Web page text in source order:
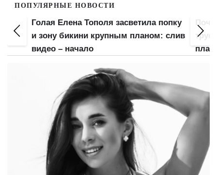
ПОПУЛЯРНЫЕ НОВОСТИ
Голая Елена Тополя засветила попку
и зону бикини крупным планом: слив
видео – начало